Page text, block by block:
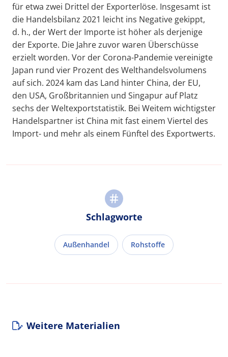
für etwa zwei Drittel der Exporterlöse. Insgesamt ist
die Handelsbilanz 2021 leicht ins Negative gekippt,
d. h., der Wert der Importe ist höher als derjenige
der Exporte. Die Jahre zuvor waren Überschüsse
erzielt worden. Vor der Corona-Pandemie vereinigte
Japan rund vier Prozent des Welthandelsvolumens
auf sich. 2024 kam das Land hinter China, der EU,
den USA, Großbritannien und Singapur auf Platz
sechs der Weltexportstatistik. Bei Weitem wichtigster
Handelspartner ist China mit fast einem Viertel des
Import- und mehr als einem Fünftel des Exportwerts.
Schlagworte
Außenhandel Rohstoffe
Weitere Materialien